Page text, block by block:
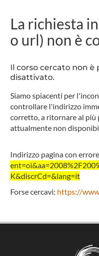
La richiesta
o url) non è
Il corso cercato non è
disattivato.
Siamo spiacenti per
controllare l'indirizzo
corretto, a ritornare al più
attualmente non
Indirizzo pagina con
K&discrCd=&lang=it
Forse cercavi: https://